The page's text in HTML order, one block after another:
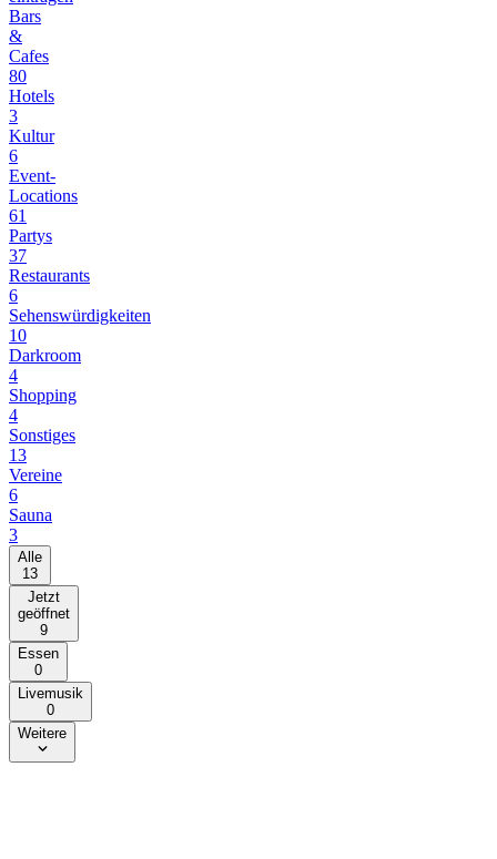
Bars
&
Cafes
80
Hotels
3
Kultur
6
Event-
Locations
61
Partys
37
Restaurants
6
Sehenswürdigkeiten
10
Darkroom
4
Shopping
4
Sonstiges
13
Vereine
6
Sauna
3
Alle
13
Jetzt
geöffnet
9
Essen
0
Livemusik
0
Weitere